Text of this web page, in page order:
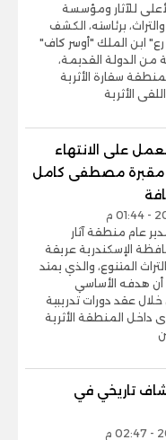
للآثار ومؤسسة
برئاسته، الكشف
ابن الملك "أوسر كاف"
من الدولة القديمة،
سقارة الأثرية
الأثرية
نعمل على الانتهاء
مقبرة مصطفى كامل
عام منطقة آثار
الإسكندرية عريقة
المتنوع، والذي يمتد
أن هدفه الأساسي
خلال عقد دورات تدريبية
داخل المنطقة الأثرية
تاريخي في